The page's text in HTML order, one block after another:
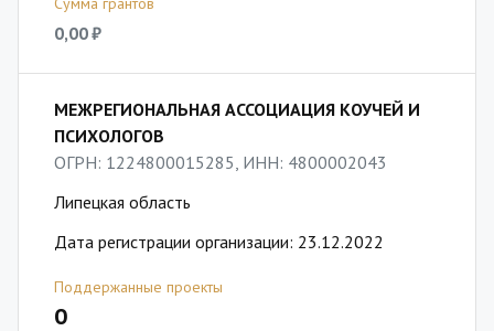
0,00 ₽
МЕЖРЕГИОНАЛЬНАЯ АССОЦИАЦИЯ КОУЧЕЙ И
ПСИХОЛОГОВ
ОГРН: 1224800015285, ИНН: 4800002043
Липецкая область
Дата регистрации организации: 23.12.2022
Поддержанные проекты
0